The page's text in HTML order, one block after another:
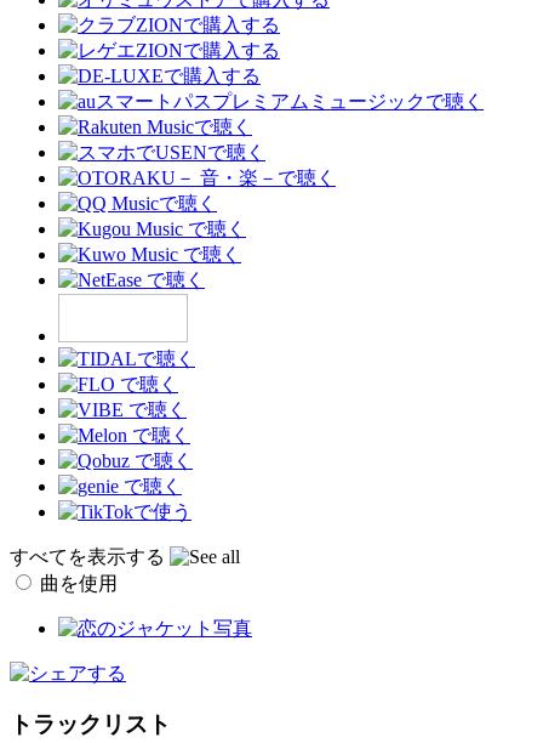
すべてを表示する
曲を使用
トラックリスト